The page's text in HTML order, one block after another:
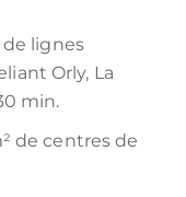
lignes
Orly, La
min.
de centres de